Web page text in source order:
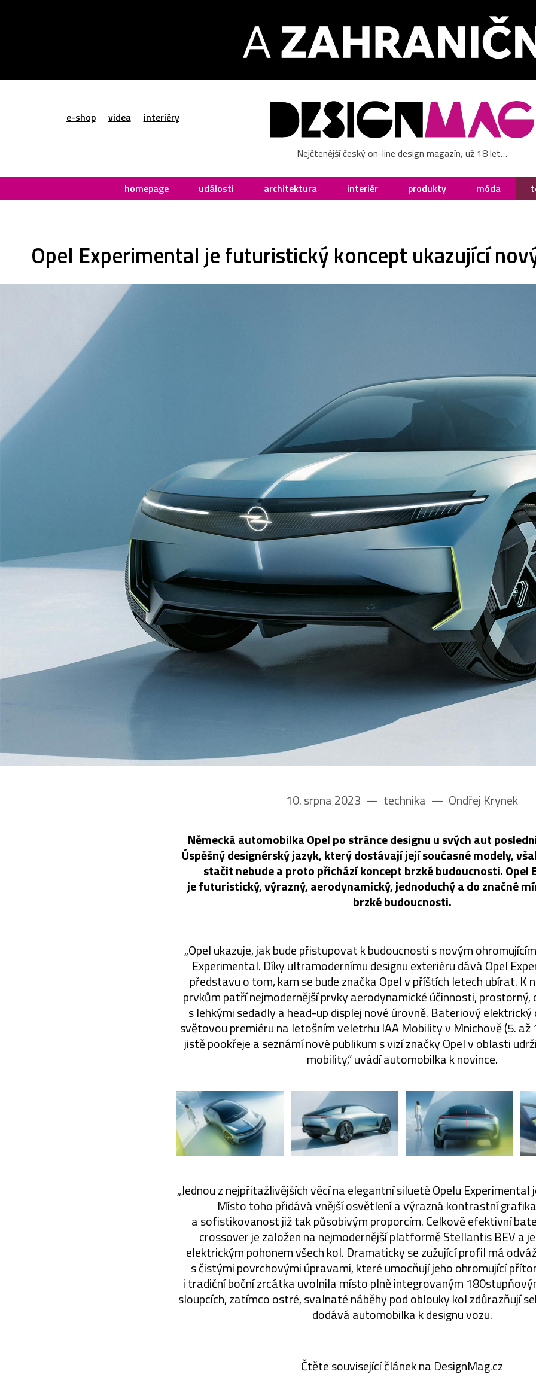
e-shop videa interiéry
Nejčtenější český on-line design magazín, už 18 let…
homepage události architektura interiér produkty móda
Opel Experimental je futuristický koncept ukazující
10. srpna 2023 –– technika –– Ondřej Krynek
Německá automobilka Opel po stránce designu u svých aut
Úspěšný designérský jazyk, který dostávají její současné modely,
stačit nebude a proto přichází koncept brzké budoucnosti. Opel
je futuristický, výrazný, aerodynamický, jednoduchý a do značné
brzké budoucnosti.
„Opel ukazuje, jak bude přistupovat k budoucnosti s novým
Experimental. Díky ultramodernímu designu exteriéru dává Opel
představu o tom, kam se bude značka Opel v příštích letech ubírat. K
prvkům patří nejmodernější prvky aerodynamické účinnosti,
s lehkými sedadly a head-up displej nové úrovně. Bateriový
světovou premiéru na letošním veletrhu IAA Mobility v Mnichově (5. až
jistě pookřeje a seznámí nové publikum s vizí značky Opel v oblasti
mobility,“ uvádí automobilka k novince.
„Jednou z nejpřitažlivějších věcí na elegantní siluetě Opelu Experimental
Místo toho přidává vnější osvětlení a výrazná kontrastní
a sofistikovanost již tak působivým proporcím. Celkově efektivní
crossover je založen na nejmodernější platformě Stellantis BEV a
elektrickým pohonem všech kol. Dramaticky se zužující profil má
s čistými povrchovými úpravami, které umocňují jeho ohromující
i tradiční boční zrcátka uvolnila místo plně integrovaným
sloupcích, zatímco ostré, svalnaté náběhy pod oblouky kol zdůrazňují
dodává automobilka k designu vozu.
Čtěte související článek na DesignMag.cz